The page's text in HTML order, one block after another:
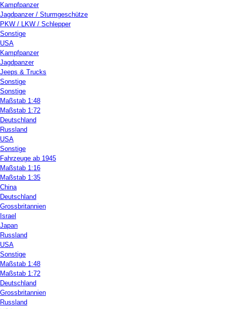
Kampfpanzer
Jagdpanzer / Sturmgeschütze
PKW / LKW / Schlepper
Sonstige
USA
Kampfpanzer
Jagdpanzer
Jeeps & Trucks
Sonstige
Sonstige
Maßstab 1:48
Maßstab 1:72
Deutschland
Russland
USA
Sonstige
Fahrzeuge ab 1945
Maßstab 1:16
Maßstab 1:35
China
Deutschland
Grossbritannien
Israel
Japan
Russland
USA
Sonstige
Maßstab 1:48
Maßstab 1:72
Deutschland
Grossbritannien
Russland